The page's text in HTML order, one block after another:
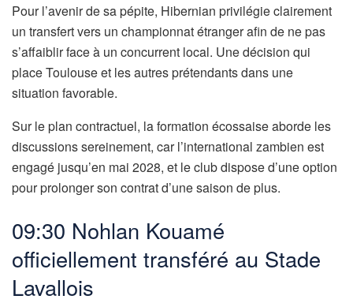
Pour l’avenir de sa pépite, Hibernian privilégie clairement
un transfert vers un championnat étranger afin de ne pas
s’affaiblir face à un concurrent local. Une décision qui
place Toulouse et les autres prétendants dans une
situation favorable.
Sur le plan contractuel, la formation écossaise aborde les
discussions sereinement, car l’international zambien est
engagé jusqu’en mai 2028, et le club dispose d’une option
pour prolonger son contrat d’une saison de plus.
09:30 Nohlan Kouamé
officiellement transféré au Stade
Lavallois